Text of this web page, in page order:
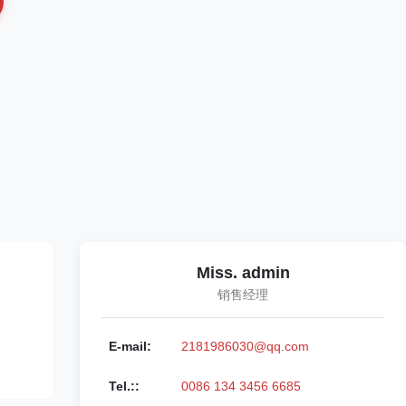
Miss. admin
销售经理
E-mail: 2181986030@qq.com
Tel.:: 0086 134 3456 6685